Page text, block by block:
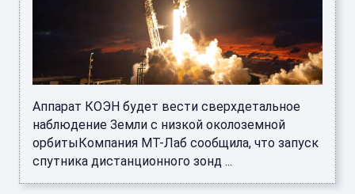
Аппарат КОЭН будет вести сверхдетальное
наблюдение Земли с низкой околоземной
орбитыКомпания МТ-Лаб сообщила, что запуск
спутника дистанционного зонд ...